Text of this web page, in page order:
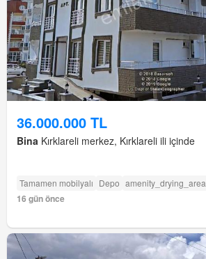
36.000.000 TL
Bina Kırklareli merkez, Kırklareli ili içinde
Tamamen mobilyalı Depo amenity_drying_area
16 gün önce